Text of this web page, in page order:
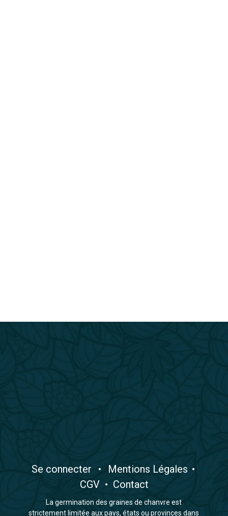
​Se connecter • ​Mentions Légales •
CGV• Contact
La germination des graines de chanvre est
strictement limitée aux pays, états ou provinces dans